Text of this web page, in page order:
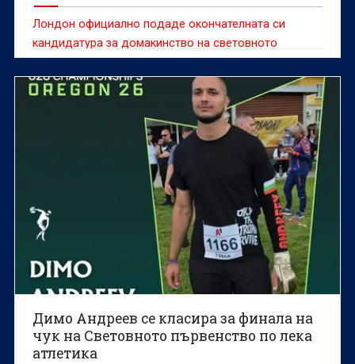
Лондон официално подаде окончателната си
кандидатура за домакинство на световното
първенство по лека атлетика през 2029 година.
Димо Андреев се класира за финала на
чук на Световното първенство по лека
атлетика